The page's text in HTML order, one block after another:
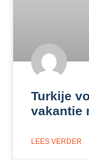
Turkije
vakantie
LEES VERDER